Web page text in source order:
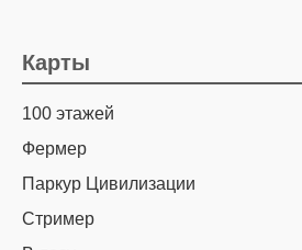
Карты
100 этажей
Фермер
Паркур Цивилизации
Стример